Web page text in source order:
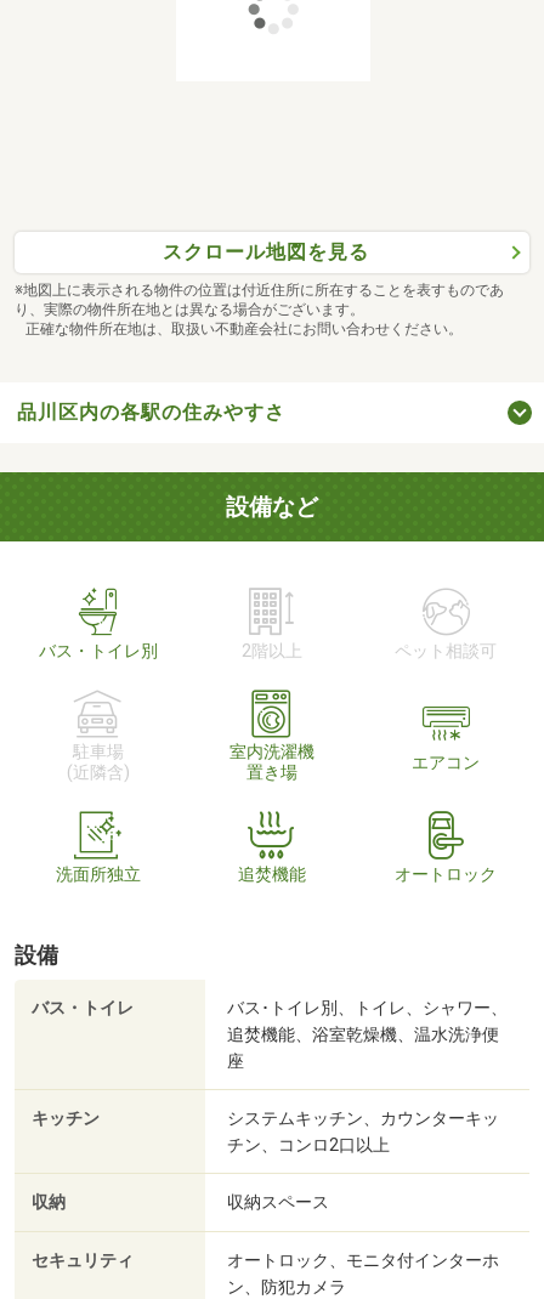
スクロール地図を見る
※地図上に表示される物件の位置は付近住所に所在することを表すものであ
り、実際の物件所在地とは異なる場合がございます。
正確な物件所在地は、取扱い不動産会社にお問い合わせください。
品川区内の各駅の住みやすさ
設備など
バス・トイレ別 2階以上 ペット相談可
駐車場
(近隣含)
室内洗濯機
置き場
エアコン
洗面所独立 追焚機能 オートロック
設備
バス・トイレ
バス･トイレ別、トイレ、シャワー、
追焚機能、浴室乾燥機、温水洗浄便
座
キッチン
システムキッチン、カウンターキッ
チン、コンロ2口以上
収納 収納スペース
セキュリティ
オートロック、モニタ付インターホ
ン、防犯カメラ